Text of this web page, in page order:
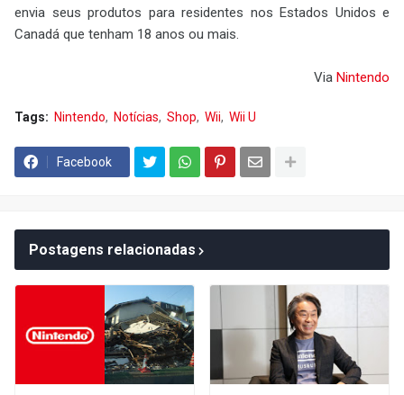
envia seus produtos para residentes nos Estados Unidos e
Canadá que tenham 18 anos ou mais.
Via Nintendo
Tags: Nintendo Notícias Shop Wii Wii U
Facebook
Postagens relacionadas